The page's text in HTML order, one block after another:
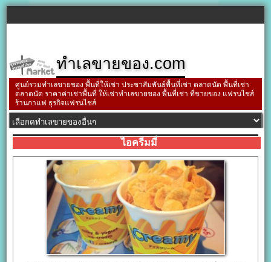
ทำเลขายของ.com
ศูนย์รวมทำเลขายของ พื้นที่ให้เช่า ประชาสัมพันธ์พื้นที่เช่า ตลาดนัด พื้นที่เช่า
ตลาดนัด ราคาค่าเช่าพื้นที่ ให้เช่าทำเลขายของ พื้นที่เช่า ที่ขายของ แฟรนไชส์
ร้านกาแฟ ธุรกิจแฟรนไชส์
ไอครีมมี่